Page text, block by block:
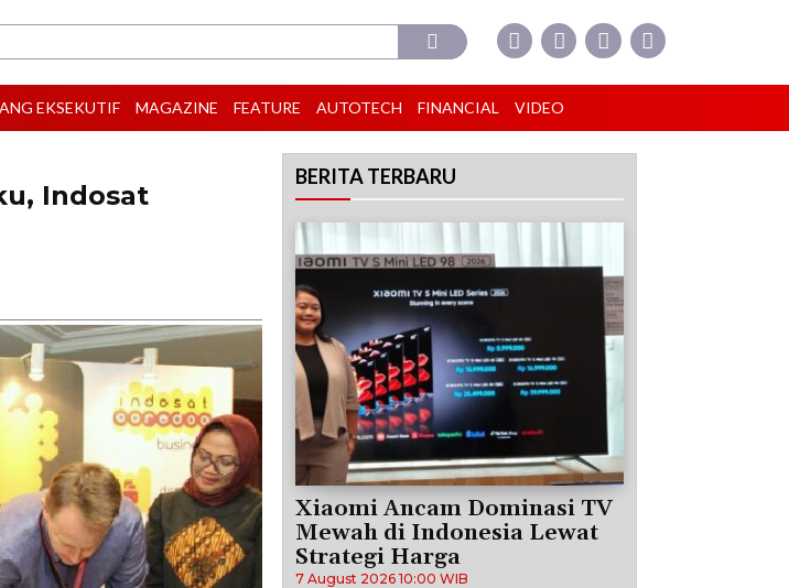
EKSEKUTIF MAGAZINE FEATURE AUTOTECH FINANCIAL VIDEO
Indosat
BERITA TERBARU
Xiaomi Ancam Dominasi TV
Mewah di Indonesia Lewat
Strategi Harga
7 August 2026 10:00 WIB